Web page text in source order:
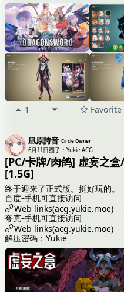
1 Favorite
凪原詩音 Circle Owner
6月11日 圈子：Yukie ACG
[PC/卡牌/肉鸽] 虚妄之
[1.5G]
终于迎来了正式版。挺好玩的。
百度-手机可直接访问
Web links(acg.yukie.moe)
夸克-手机可直接访问
Web links(acg.yukie.moe)
解压密码：Yukie